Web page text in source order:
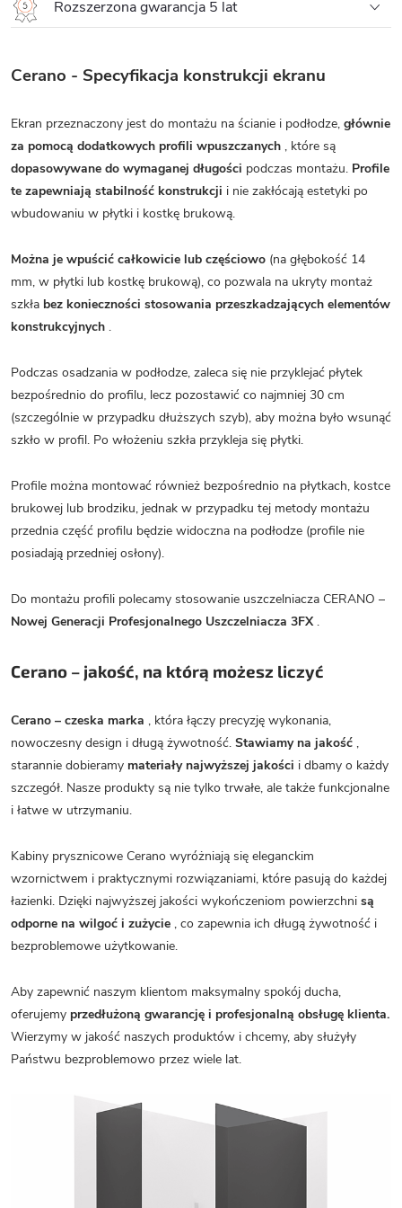
Rozszerzona gwarancja 5 lat
Cerano - Specyfikacja konstrukcji ekranu
Ekran przeznaczony jest do montażu na ścianie i podłodze, głównie
za pomocą dodatkowych profili wpuszczanych , które są
dopasowywane do wymaganej długości podczas montażu. Profile
te zapewniają stabilność konstrukcji i nie zakłócają estetyki po
wbudowaniu w płytki i kostkę brukową.
Można je wpuścić całkowicie lub częściowo (na głębokość 14
mm, w płytki lub kostkę brukową), co pozwala na ukryty montaż
szkła bez konieczności stosowania przeszkadzających elementów
konstrukcyjnych .
Podczas osadzania w podłodze, zaleca się nie przyklejać płytek
bezpośrednio do profilu, lecz pozostawić co najmniej 30 cm
(szczególnie w przypadku dłuższych szyb), aby można było wsunąć
szkło w profil. Po włożeniu szkła przykleja się płytki.
Profile można montować również bezpośrednio na płytkach, kostce
brukowej lub brodziku, jednak w przypadku tej metody montażu
przednia część profilu będzie widoczna na podłodze (profile nie
posiadają przedniej osłony).
Do montażu profili polecamy stosowanie uszczelniacza CERANO –
Nowej Generacji Profesjonalnego Uszczelniacza 3FX.
Cerano – jakość, na którą możesz liczyć
Cerano – czeska marka , która łączy precyzję wykonania,
nowoczesny design i długą żywotność. Stawiamy na jakość ,
starannie dobieramy materiały najwyższej jakości i dbamy o każdy
szczegół. Nasze produkty są nie tylko trwałe, ale także funkcjonalne
i łatwe w utrzymaniu.
Kabiny prysznicowe Cerano wyróżniają się eleganckim
wzornictwem i praktycznymi rozwiązaniami, które pasują do każdej
łazienki. Dzięki najwyższej jakości wykończeniom powierzchni są
odporne na wilgoć i zużycie , co zapewnia ich długą żywotność i
bezproblemowe użytkowanie.
Aby zapewnić naszym klientom maksymalny spokój ducha,
oferujemy przedłużoną gwarancję i profesjonalną obsługę klienta.
Wierzymy w jakość naszych produktów i chcemy, aby służyły
Państwu bezproblemowo przez wiele lat.